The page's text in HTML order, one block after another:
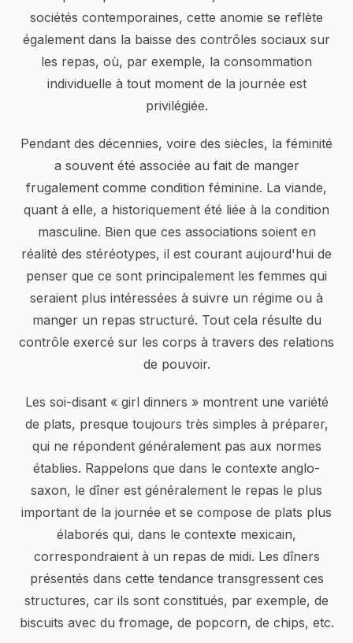
sociétés contemporaines, cette anomie se reflète
également dans la baisse des contrôles sociaux sur
les repas, où, par exemple, la consommation
individuelle à tout moment de la journée est
privilégiée.
Pendant des décennies, voire des siècles, la féminité
a souvent été associée au fait de manger
frugalement comme condition féminine. La viande,
quant à elle, a historiquement été liée à la condition
masculine. Bien que ces associations soient en
réalité des stéréotypes, il est courant aujourd'hui de
penser que ce sont principalement les femmes qui
seraient plus intéressées à suivre un régime ou à
manger un repas structuré. Tout cela résulte du
contrôle exercé sur les corps à travers des relations
de pouvoir.
Les soi-disant « girl dinners » montrent une variété
de plats, presque toujours très simples à préparer,
qui ne répondent généralement pas aux normes
établies. Rappelons que dans le contexte anglo-
saxon, le dîner est généralement le repas le plus
important de la journée et se compose de plats plus
élaborés qui, dans le contexte mexicain,
correspondraient à un repas de midi. Les dîners
présentés dans cette tendance transgressent ces
structures, car ils sont constitués, par exemple, de
biscuits avec du fromage, de popcorn, de chips, etc.